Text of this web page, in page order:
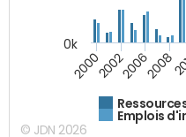
Emplois
2000200220062008
0k
© JDN 2026